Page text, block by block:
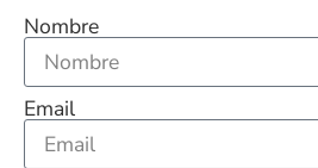
Nombre
Email